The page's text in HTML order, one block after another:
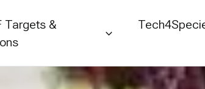
Targets &